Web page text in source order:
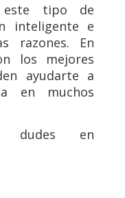
este tipo de
inteligente e
razones. En
los mejores
ayudarte a
en muchos
dudes en